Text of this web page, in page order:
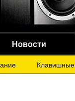
Новости
Клавишные